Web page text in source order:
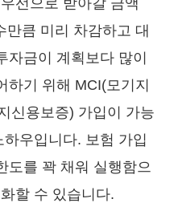
선으로 받아갈 금액
큼 미리 차감하고 대
금이 계획보다 많이
하기 위해 MCI(모기지
신용보증) 가입이 가능
우입니다. 보험 가입
도를 꽉 채워 실행함으
할 수 있습니다.